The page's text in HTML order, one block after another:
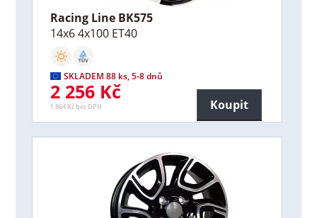
Racing Line BK575
14x6 4x100 ET40
SKLADEM 88 ks, 5-8 dnů
2 256 Kč
1 864 Kč bez DPH Koupit